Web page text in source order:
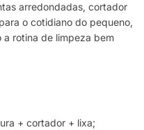
arredondadas, cortador
o cotidiano do pequeno,
rotina de limpeza bem
+ cortador + lixa;